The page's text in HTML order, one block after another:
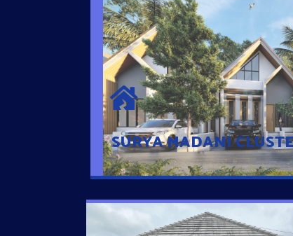
SURYA MADANI
SURYA MADANI CLUSTER
Desain Modern Minimalis dengan
Sehingga Memudahkan Penghuni
Ponsel